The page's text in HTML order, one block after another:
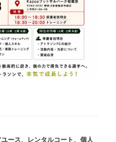
ース、 レンタルコート 、 個人